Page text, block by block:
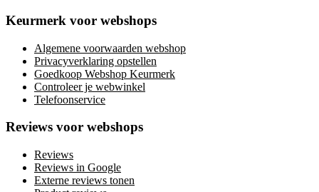
Keurmerk voor webshops
Algemene voorwaarden webshop
Privacyverklaring opstellen
Goedkoop Webshop Keurmerk
Controleer je webwinkel
Telefoonservice
Reviews voor webshops
Reviews
Reviews in Google
Externe reviews tonen